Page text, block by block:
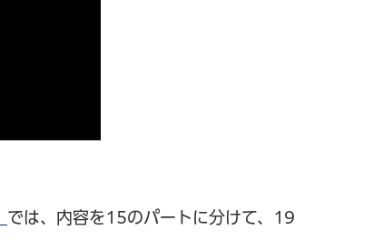
では、内容を15のパートに分けて、19